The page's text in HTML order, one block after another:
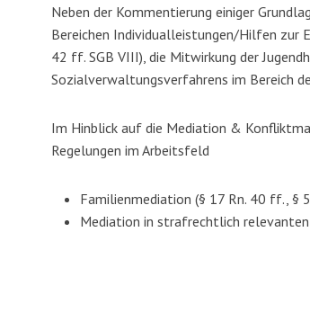
Neben der Kommentierung einiger
Bereichen Individualleistungen/Hilfen zur
42 ff. SGB VIII), die Mitwirkung der
Sozialverwaltungsverfahrens im Bereich
Im Hinblick auf die Mediation &
Regelungen im Arbeitsfeld
Familienmediation (§ 17 Rn. 40 ff., §
Mediation in strafrechtlich